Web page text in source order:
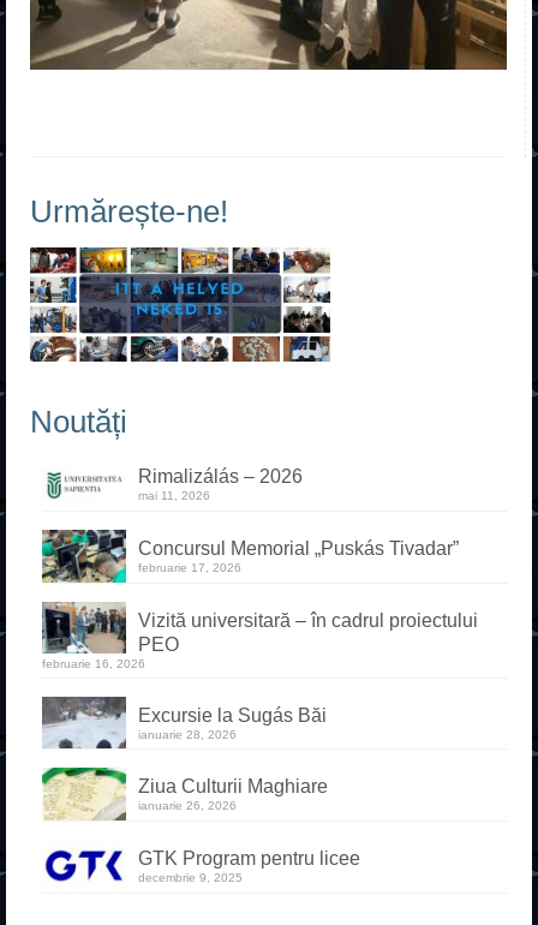
Urmărește-ne!
Noutăți
Rimalizálás – 2026
mai 11, 2026
Concursul Memorial „Puskás Tivadar”
februarie 17, 2026
Vizită universitară – în cadrul proiectului
PEO
februarie 16, 2026
Excursie la Sugás Băi
ianuarie 28, 2026
Ziua Culturii Maghiare
ianuarie 26, 2026
GTK Program pentru licee
decembrie 9, 2025